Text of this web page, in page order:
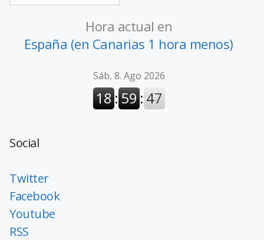
Hora actual en
España (en Canarias 1 hora menos)
Social
Twitter
Facebook
Youtube
RSS